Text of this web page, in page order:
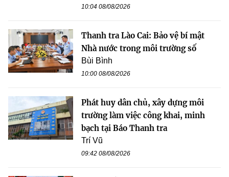
10:04 08/08/2026
Thanh tra Lào Cai: Bảo vệ bí mật
Nhà nước trong môi trường số
Bùi Bình
10:00 08/08/2026
Phát huy dân chủ, xây dựng môi
trường làm việc công khai, minh
bạch tại Báo Thanh tra
Trí Vũ
09:42 08/08/2026